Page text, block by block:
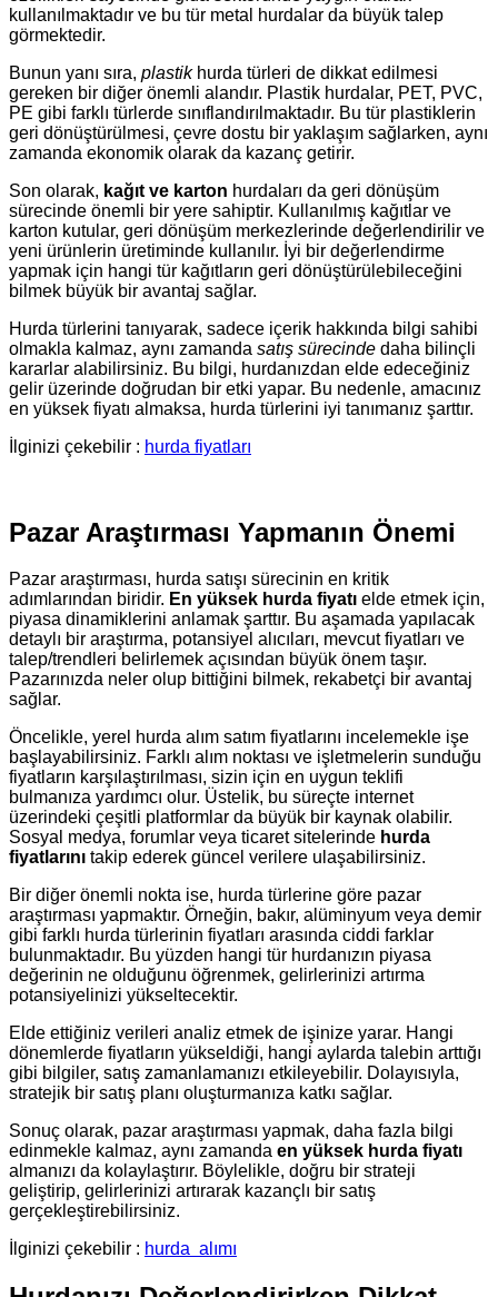
kullanılmaktadır ve bu tür metal hurdalar da büyük talep
görmektedir.
Bunun yanı sıra, plastikhurda türleri de dikkat edilmesi
gereken bir diğer önemli alandır. Plastik hurdalar, PET, PVC,
PE gibi farklı türlerde sınıflandırılmaktadır. Bu tür plastiklerin
geri dönüştürülmesi, çevre dostu bir yaklaşım sağlarken, aynı
zamanda ekonomik olarak da kazanç getirir.
Son olarak, kağıt ve karton hurdaları da geri dönüşüm
sürecinde önemli bir yere sahiptir. Kullanılmış kağıtlar ve
karton kutular, geri dönüşüm merkezlerinde değerlendirilir ve
yeni ürünlerin üretiminde kullanılır. İyi bir değerlendirme
yapmak için hangi tür kağıtların geri dönüştürülebileceğini
bilmek büyük bir avantaj sağlar.
Hurda türlerini tanıyarak, sadece içerik hakkında bilgi sahibi
olmakla kalmaz, aynı zamanda satış sürecinde daha bilinçli
kararlar alabilirsiniz. Bu bilgi, hurdanızdan elde edeceğiniz
gelir üzerinde doğrudan bir etki yapar. Bu nedenle, amacınız
en yüksek fiyatı almaksa, hurda türlerini iyi tanımanız şarttır.
İlginizi çekebilir : hurda fiyatları
Pazar Araştırması Yapmanın Önemi
Pazar araştırması, hurda satışı sürecinin en kritik
adımlarından biridir. En yüksek hurda fiyatı elde etmek için,
piyasa dinamiklerini anlamak şarttır. Bu aşamada yapılacak
detaylı bir araştırma, potansiyel alıcıları, mevcut fiyatları ve
talep/trendleri belirlemek açısından büyük önem taşır.
Pazarınızda neler olup bittiğini bilmek, rekabetçi bir avantaj
sağlar.
Öncelikle, yerel hurda alım satım fiyatlarını incelemekle işe
başlayabilirsiniz. Farklı alım noktası ve işletmelerin sunduğu
fiyatların karşılaştırılması, sizin için en uygun teklifi
bulmanıza yardımcı olur. Üstelik, bu süreçte internet
üzerindeki çeşitli platformlar da büyük bir kaynak olabilir.
Sosyal medya, forumlar veya ticaret sitelerinde hurda
fiyatlarını takip ederek güncel verilere ulaşabilirsiniz.
Bir diğer önemli nokta ise, hurda türlerine göre pazar
araştırması yapmaktır. Örneğin, bakır, alüminyum veya demir
gibi farklı hurda türlerinin fiyatları arasında ciddi farklar
bulunmaktadır. Bu yüzden hangi tür hurdanızın piyasa
değerinin ne olduğunu öğrenmek, gelirlerinizi artırma
potansiyelinizi yükseltecektir.
Elde ettiğiniz verileri analiz etmek de işinize yarar. Hangi
dönemlerde fiyatların yükseldiği, hangi aylarda talebin arttığı
gibi bilgiler, satış zamanlamanızı etkileyebilir. Dolayısıyla,
stratejik bir satış planı oluşturmanıza katkı sağlar.
Sonuç olarak, pazar araştırması yapmak, daha fazla bilgi
edinmekle kalmaz, aynı zamanda en yüksek hurda fiyatı
almanızı da kolaylaştırır. Böylelikle, doğru bir strateji
geliştirip, gelirlerinizi artırarak kazançlı bir satış
gerçekleştirebilirsiniz.
İlginizi çekebilir : hurda alımı